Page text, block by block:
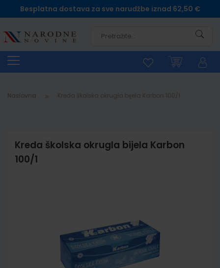
Besplatna dostava za sve narudžbe iznad 62,50 €
Naslovna
Kreda školska okrugla bijela Karbon
100/1